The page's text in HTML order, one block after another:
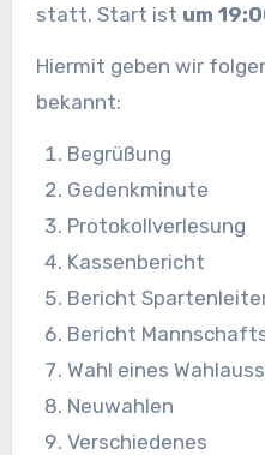
statt. Start ist um
Hiermit geben wir
bekannt:
Begrüßung
Gedenkminute
Protokollverlesung
Kassenbericht
Bericht
Bericht
Wahl eines
Neuwahlen
Verschiedenes